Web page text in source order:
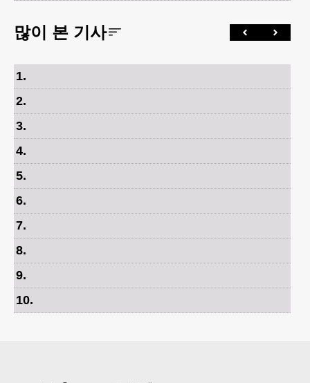
많이 본 기사
1.
2.
3.
4.
5.
6.
7.
8.
9.
10.